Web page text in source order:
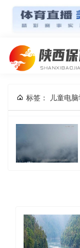
标签： 儿童电